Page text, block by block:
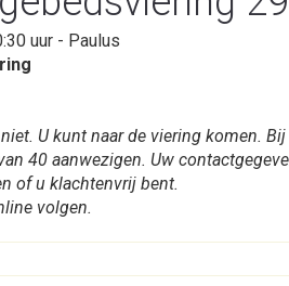
uur - Paulus
U kunt naar de viering komen.
40 aanwezigen. Uw
of u klachtenvrij bent.
volgen.